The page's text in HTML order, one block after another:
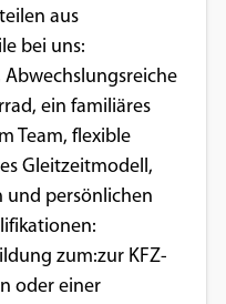
aus
bei uns:
ein familiäres
Team, flexible
Gleitzeitmodell,
und persönlichen
zum:zur KFZ-
oder einer